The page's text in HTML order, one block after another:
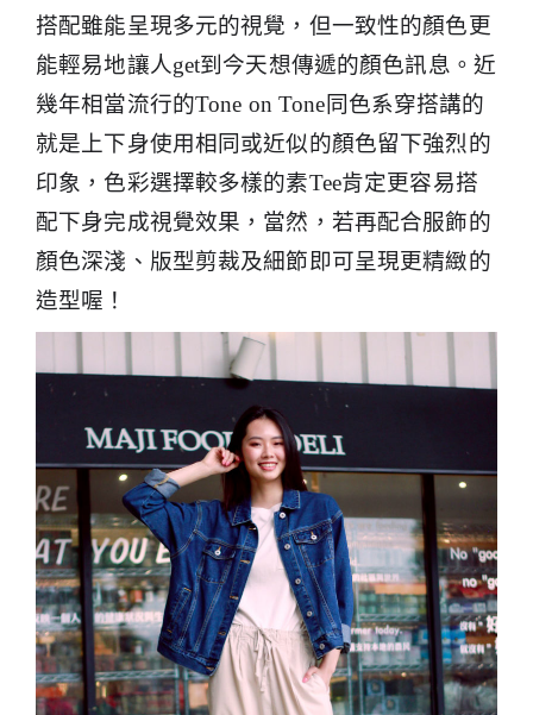
搭配雖能呈現多元的視覺，但一致性的顏色更
能輕易地讓人get到今天想傳遞的顏色訊息。近
幾年相當流行的Tone on Tone同色系穿搭講的
就是上下身使用相同或近似的顏色留下強烈的
印象，色彩選擇較多樣的素Tee肯定更容易搭
配下身完成視覺效果，當然，若再配合服飾的
顏色深淺、版型剪裁及細節即可呈現更精緻的
造型喔！